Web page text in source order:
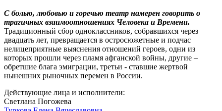
С болью, любовью и горечью театр намерен говорить о
трагичных взаимоотношениях Человека и Времени.
Традиционный сбор одноклассников, собравшихся через
двадцать лет, превращается в остросюжетные и подчас
нелицеприятные выяснения отношений героев, одни из
которых прошли через пламя афганской войны, другие –
обретшие блага эмиграции, третьи - ставшие жертвой
нынешних рыночных перемен в России.
Действующие лица и исполнители:
Светлана Погожева